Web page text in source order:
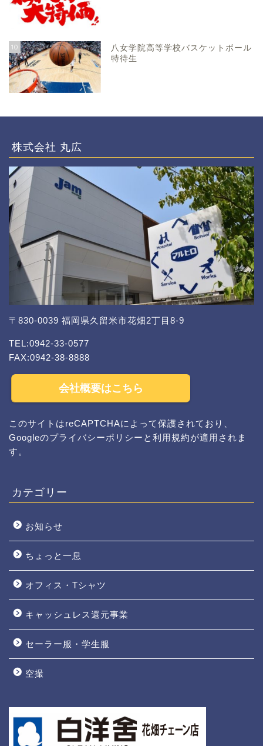
10
八女学院高等学校バスケットボール
特待生
株式会社 丸広
〒830-0039 福岡県久留米市花畑2丁目8-9
TEL:0942-33-0577
FAX:0942-38-8888
会社概要はこちら
このサイトはreCAPTCHAによって保護されており、
Googleのプライバシーポリシー と 利用規約が適用されま
す。
カテゴリー
お知らせ
ちょっと一息
オフィス・Tシャツ
キャッシュレス還元事業
セーラー服・学生服
空撮